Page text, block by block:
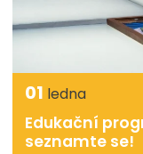
01 ledna
Edukační
seznamte se!